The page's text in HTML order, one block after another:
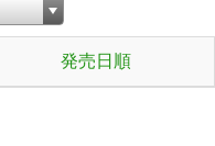
発売日順